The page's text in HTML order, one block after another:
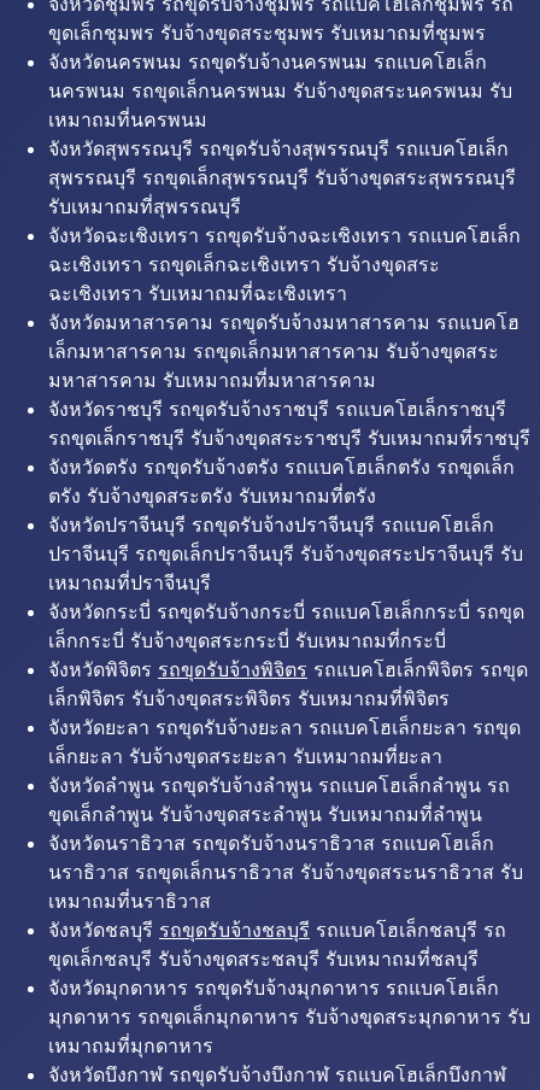
ขุดเล็กชุมพร รับจ้างขุดสระชุมพร รับเหมาถมที่ชุมพร
จังหวัดนครพนม รถขุดรับจ้างนครพนม รถแบคโฮเล็ก
นครพนม รถขุดเล็กนครพนม รับจ้างขุดสระนครพนม รับ
เหมาถมที่นครพนม
จังหวัดสุพรรณบุรี รถขุดรับจ้างสุพรรณบุรี รถแบคโฮเล็ก
สุพรรณบุรี รถขุดเล็กสุพรรณบุรี รับจ้างขุดสระสุพรรณบุรี
รับเหมาถมที่สุพรรณบุรี
จังหวัดฉะเชิงเทรา รถขุดรับจ้างฉะเชิงเทรา รถแบคโฮเล็ก
ฉะเชิงเทรา รถขุดเล็กฉะเชิงเทรา รับจ้างขุดสระ
ฉะเชิงเทรา รับเหมาถมที่ฉะเชิงเทรา
จังหวัดมหาสารคาม รถขุดรับจ้างมหาสารคาม รถแบคโฮ
เล็กมหาสารคาม รถขุดเล็กมหาสารคาม รับจ้างขุดสระ
มหาสารคาม รับเหมาถมที่มหาสารคาม
จังหวัดราชบุรี รถขุดรับจ้างราชบุรี รถแบคโฮเล็กราชบุรี
รถขุดเล็กราชบุรี รับจ้างขุดสระราชบุรี รับเหมาถมที่ราชบุรี
จังหวัดตรัง รถขุดรับจ้างตรัง รถแบคโฮเล็กตรัง รถขุดเล็ก
ตรัง รับจ้างขุดสระตรัง รับเหมาถมที่ตรัง
จังหวัดปราจีนบุรี รถขุดรับจ้างปราจีนบุรี รถแบคโฮเล็ก
ปราจีนบุรี รถขุดเล็กปราจีนบุรี รับจ้างขุดสระปราจีนบุรี รับ
เหมาถมที่ปราจีนบุรี
จังหวัดกระบี่ รถขุดรับจ้างกระบี่ รถแบคโฮเล็กกระบี่ รถขุด
เล็กกระบี่ รับจ้างขุดสระกระบี่ รับเหมาถมที่กระบี่
จังหวัดพิจิตร รถขุดรับจ้างพิจิตร รถแบคโฮเล็กพิจิตร รถขุด
เล็กพิจิตร รับจ้างขุดสระพิจิตร รับเหมาถมที่พิจิตร
จังหวัดยะลา รถขุดรับจ้างยะลา รถแบคโฮเล็กยะลา รถขุด
เล็กยะลา รับจ้างขุดสระยะลา รับเหมาถมที่ยะลา
จังหวัดลำพูน รถขุดรับจ้างลำพูน รถแบคโฮเล็กลำพูน รถ
ขุดเล็กลำพูน รับจ้างขุดสระลำพูน รับเหมาถมที่ลำพูน
จังหวัดนราธิวาส รถขุดรับจ้างนราธิวาส รถแบคโฮเล็ก
นราธิวาส รถขุดเล็กนราธิวาส รับจ้างขุดสระนราธิวาส รับ
เหมาถมที่นราธิวาส
จังหวัดชลบุรี รถขุดรับจ้างชลบุรี รถแบคโฮเล็กชลบุรี รถ
ขุดเล็กชลบุรี รับจ้างขุดสระชลบุรี รับเหมาถมที่ชลบุรี
จังหวัดมุกดาหาร รถขุดรับจ้างมุกดาหาร รถแบคโฮเล็ก
มุกดาหาร รถขุดเล็กมุกดาหาร รับจ้างขุดสระมุกดาหาร รับ
เหมาถมที่มุกดาหาร
จังหวัดบึงกาฬ รถขุดรับจ้างบึงกาฬ รถแบคโฮเล็กบึงกาฬ